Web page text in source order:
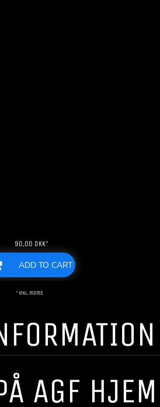
90,00 DKK*
ADD TO CART
* inkl. moms
AGF